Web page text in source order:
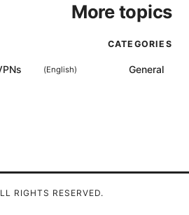
More topics
CATEGORIES
General
(
English
)
RIGHTS RESERVED.